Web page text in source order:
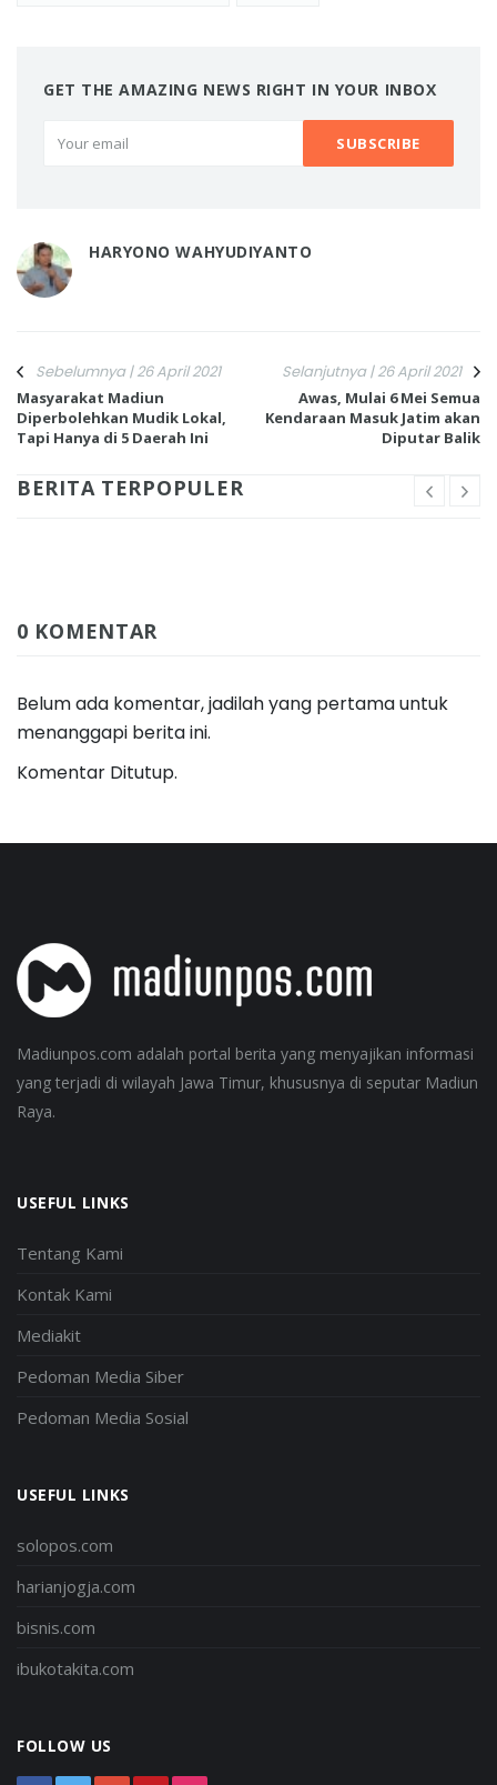
GET THE AMAZING NEWS RIGHT IN YOUR INBOX
HARYONO WAHYUDIYANTO
Sebelumnya | 26 April 2021
Masyarakat Madiun
Diperbolehkan Mudik Lokal,
Tapi Hanya di 5 Daerah Ini
Selanjutnya | 26 April 2021
Awas, Mulai 6 Mei Semua
Kendaraan Masuk Jatim akan
Diputar Balik
BERITA TERPOPULER
0 KOMENTAR
Belum ada komentar, jadilah yang pertama untuk
menanggapi berita ini.
Komentar Ditutup.
Madiunpos.com adalah portal berita yang menyajikan informasi
yang terjadi di wilayah Jawa Timur, khususnya di seputar Madiun
Raya.
USEFUL LINKS
Tentang Kami
Kontak Kami
Mediakit
Pedoman Media Siber
Pedoman Media Sosial
USEFUL LINKS
solopos.com
harianjogja.com
bisnis.com
ibukotakita.com
FOLLOW US